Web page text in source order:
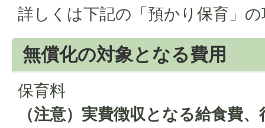
詳しくは下記の「預かり保育」
無償化の対象となる費用
保育料
（注意）実費徴収となる給食費